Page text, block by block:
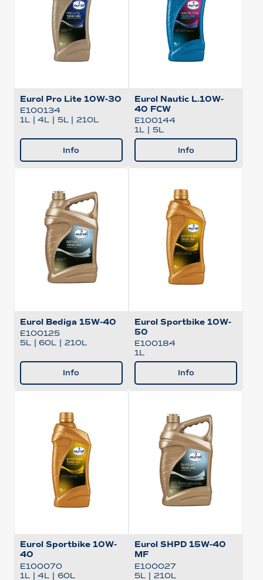
Eurol Pro Lite 10W-30
E100134
1L
4L 5L 210L
Info
Eurol Nautic L.10W-
40 FCW
E100144
1L
5L
Info
Eurol Bediga 15W-40
E100125
5L | 60L | 210L
Info
Eurol Sportbike 10W-
50
E100184
1L
Info
Eurol Sportbike 10W-
40
E100070
1L | 4L | 60L
Eurol SHPD 15W-40
MF
E100027
5L | 210L